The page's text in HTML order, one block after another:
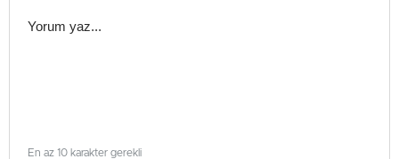
En az 10 karakter gerekli